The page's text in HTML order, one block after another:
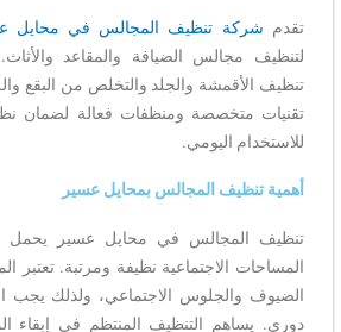
تقدم شركة تنظيف المجالس في محايل
لتنظيف مجالس الضيافة والمقاعد
تنظيف الأقمشة والجلد والتخلص من البقع
تقنيات متخصصة ومنظفات فعالة لضمان
للاستخدام اليومي.
أهمية تنظيف المجالس بمحايل عسير
تنظيف المجالس في محايل عسير يحمل
المساحات الاجتماعية نظيفة ومرتبة. تعتبر
الضيوف والجلوس الاجتماعي، ولذلك يجب
دوري. يساهم التنظيف المنتظم في إبقاء